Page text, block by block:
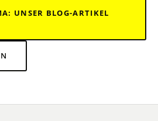
UNSER BLOG-ARTIKEL